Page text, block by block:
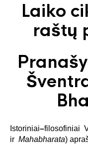
Laiko
raštų
Istoriniai–filosofiniai
ir Mahabharata)